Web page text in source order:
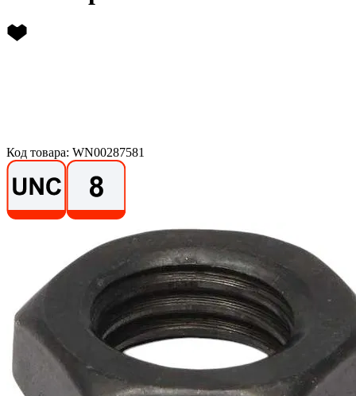
Код товара: WN00287581